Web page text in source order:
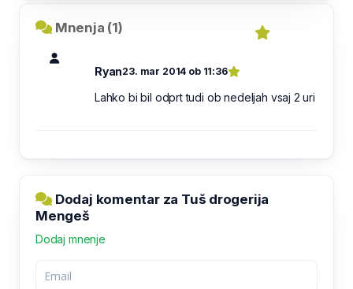
Mnenja (1)
Ryan23. mar 2014 ob 11:36
Lahko bi bil odprt tudi ob nedeljah vsaj 2 uri
Dodaj komentar za Tuš drogerija
Mengeš
Dodaj mnenje